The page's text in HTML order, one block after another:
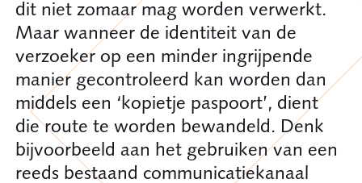
dit niet zomaar mag worden verwerkt.
Maar wanneer de identiteit van de
verzoeker op een minder ingrijpende
manier gecontroleerd kan worden dan
middels een ‘kopietje paspoort’, dient
die route te worden bewandeld. Denk
bijvoorbeeld aan het gebruiken van een
reeds bestaand communicatiekanaal